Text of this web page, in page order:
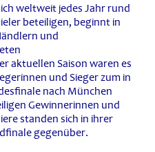
weltweit jedes Jahr rund
beteiligen, beginnt in
und
aktuellen Saison waren es
und Sieger zum in
nach München
Gewinnerinnen und
standen sich in ihrer
gegenüber.